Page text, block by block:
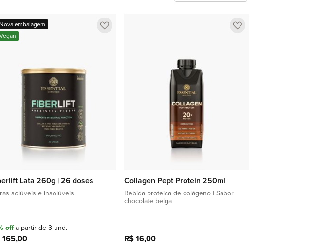
Adicionar
Nova embalagem
Vegan
Lata 260g | 26 doses
solúveis e insolúveis
offa partir de 3 und.
165,00
Adicionar
Collagen Pept Protein 250ml
Bebida proteica de colágeno | Sabor
chocolate belga
R$ 16,00